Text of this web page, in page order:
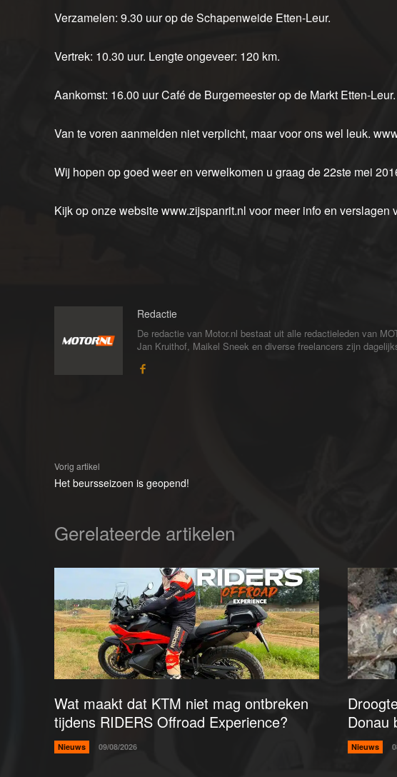
Verzamelen: 9.30 uur op de Schapenweide Etten-Leur.
Vertrek: 10.30 uur. Lengte ongeveer: 120 km.
Aankomst: 16.00 uur Café de Burgemeester op de Markt Etten-Leur.
Van te voren aanmelden niet verplicht, maar voor ons wel leuk.
Wij hopen op goed weer en verwelkomen u graag de 22ste mei
Kijk op onze website www.zijspanrit.nl voor meer info en verslagen
Redactie
De redactie van Motor.nl bestaat uit alle redactieleden van
Jan Kruithof, Maikel Sneek en diverse freelancers zijn
Vorig artikel
Het beursseizoen is geopend!
Gerelateerde artikelen
Wat maakt dat KTM niet mag ontbreken
tijdens RIDERS Offroad Experience?
Nieuws 09/08/2026
Donau
Nieuws